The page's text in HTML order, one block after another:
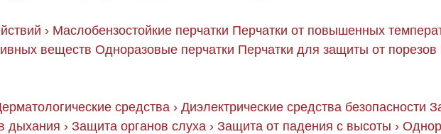
› Маслобензостойкие перчатки Перчатки от повышенных
веществ Одноразовые перчатки Перчатки для защиты от порезов
средства › Диэлектрические средства безопасности
дыхания › Защита органов слуха › Защита от падения с высоты ›